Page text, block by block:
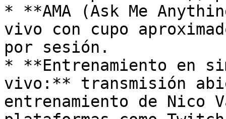
* **AMA (Ask Me
vivo con cupo
por sesión.
* **Entrenamiento en
vivo:** transmisión
entrenamiento de Nico